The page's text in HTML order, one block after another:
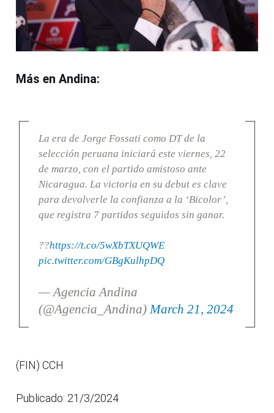
Más en Andina:
La era de Jorge Fossati como DT de la
selección peruana iniciará este viernes, 22
de marzo, con el partido amistoso ante
Nicaragua. La victoria en su debut es clave
para devolverle la confianza a la ‘Bicolor’,
que registra 7 partidos seguidos sin ganar.
??https://t.co/5wXbTXUQWE
pic.twitter.com/GBgKulhpDQ
— Agencia Andina
(@Agencia_Andina)March 21, 2024
(FIN) CCH
Publicado: 21/3/2024